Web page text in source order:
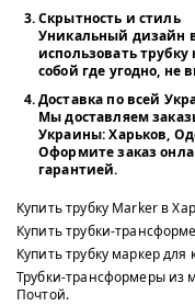
Скрытность и стиль
Уникальный дизайн
использовать
собой где угодно,
Доставка по всей
Мы доставляем
Украины: Харьков,
Оформите заказ
гарантией.
Купить трубку Marker в
Купить трубки-
Купить трубку маркер
Трубки-трансформеры из
Почтой.